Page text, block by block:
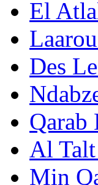
El
Des
Qarab
Al
Min